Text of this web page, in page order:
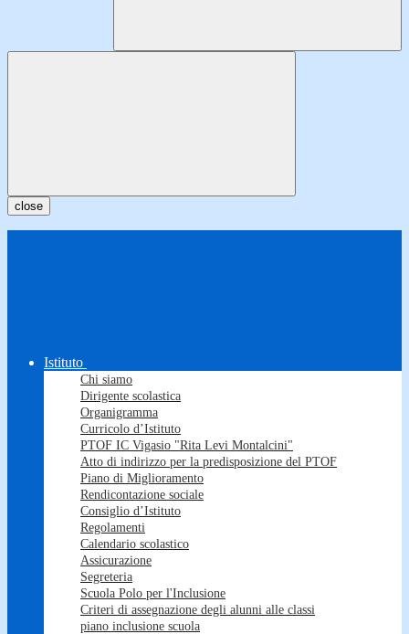
close
Istituto
Chi siamo
Dirigente scolastica
Organigramma
Curricolo d’Istituto
PTOF IC Vigasio "Rita Levi Montalcini"
Atto di indirizzo per la predisposizione del PTOF
Piano di Miglioramento
Rendicontazione sociale
Consiglio d’Istituto
Regolamenti
Calendario scolastico
Assicurazione
Segreteria
Scuola Polo per l'Inclusione
Criteri di assegnazione degli alunni alle classi
piano inclusione scuola